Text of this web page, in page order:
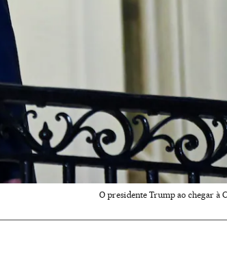
O presidente Trump ao chegar à